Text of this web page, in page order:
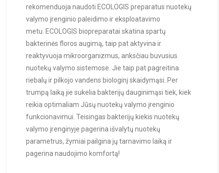
rekomenduoja naudoti ECOLOGIS preparatus nuotekų
valymo įrenginio paleidimo ir eksploatavimo
metu. ECOLOGIS biopreparatai skatina spartų
bakterinės floros augimą, taip pat aktyvina ir
reaktyvuoja mikroorganizmus, anksčiau buvusius
nuotekų valymo sistemose. Jie taip pat pagreitina
riebalų ir pilkojo vandens biologinį skaidymąsi. Per
trumpą laiką jie sukelia bakterijų dauginimąsi tiek, kiek
reikia optimaliam Jūsų nuotekų valymo įrenginio
funkcionavimui. Teisingas bakterijų kiekis nuotekų
valymo įrenginyje pagerina išvalytų nuotekų
parametrus, žymiai pailgina jų tarnavimo laiką ir
pagerina naudojimo komfortą!